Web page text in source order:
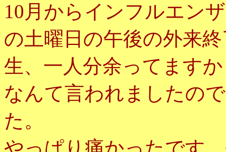
10月からインフルエン
の土曜日の午後の外来
生、一人分余ってます
なんて言われましたの
た。